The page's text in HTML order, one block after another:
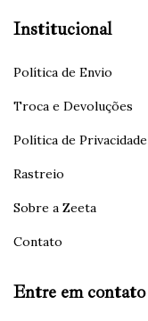
Institucional
Política de Envio
Troca e Devoluções
Política de Privacidade
Rastreio
Sobre a Zeeta
Contato
Entre em contato